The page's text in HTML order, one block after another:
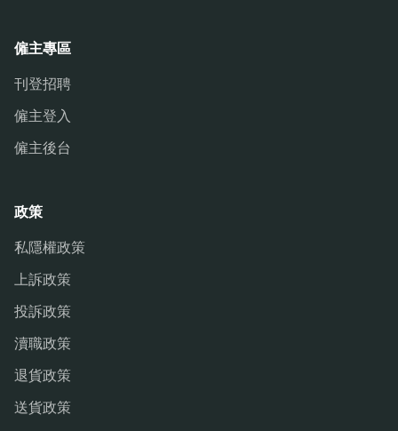
僱主專區
刊登招聘
僱主登入
僱主後台
政策
私隱權政策
上訴政策
投訴政策
瀆職政策
退貨政策
送貨政策